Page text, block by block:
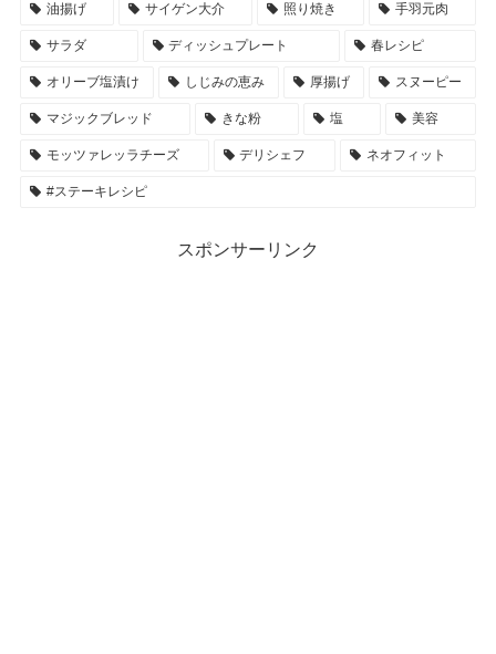
油揚げ サイゲン大介 照り焼き 手羽元肉
サラダ ディッシュプレート 春レシピ
オリーブ塩漬け しじみの恵み 厚揚げ スヌーピー
マジックブレッド きな粉 塩 美容
モッツァレッラチーズ デリシェフ ネオフィット
#ステーキレシピ
スポンサーリンク